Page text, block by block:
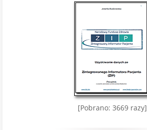
[Pobrano: 3669 razy]